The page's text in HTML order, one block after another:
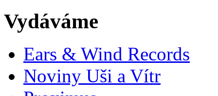
Vydáváme
Ears & Wind Records
Noviny Uši a Vítr